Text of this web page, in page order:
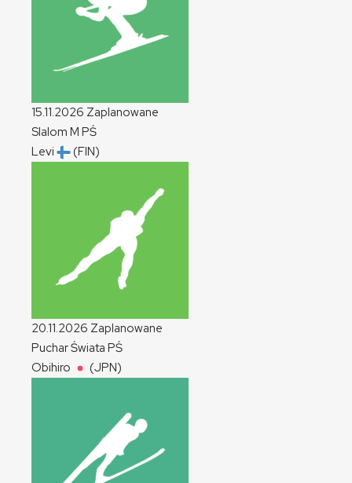
15.11.2026 Zaplanowane
Slalom M PŚ
Levi
(FIN)
20.11.2026 Zaplanowane
Puchar Świata PŚ
Obihiro
(JPN)